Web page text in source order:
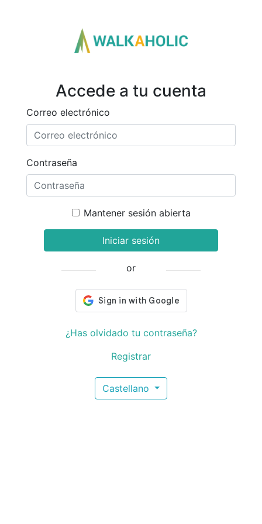
Accede a tu cuenta
Correo electrónico
Contraseña
Mantener sesión abierta
Iniciar sesión
or
¿Has olvidado tu contraseña?
Registrar
Castellano